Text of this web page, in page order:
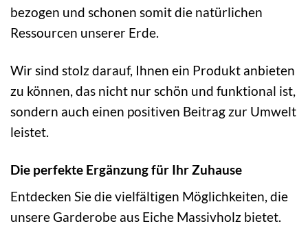
bezogen und schonen somit die natürlichen
Ressourcen unserer Erde.
Wir sind stolz darauf, Ihnen ein Produkt anbieten
zu können, das nicht nur schön und funktional ist,
sondern auch einen positiven Beitrag zur Umwelt
leistet.
Die perfekte Ergänzung für Ihr Zuhause
Entdecken Sie die vielfältigen Möglichkeiten, die
unsere Garderobe aus Eiche Massivholz bietet.